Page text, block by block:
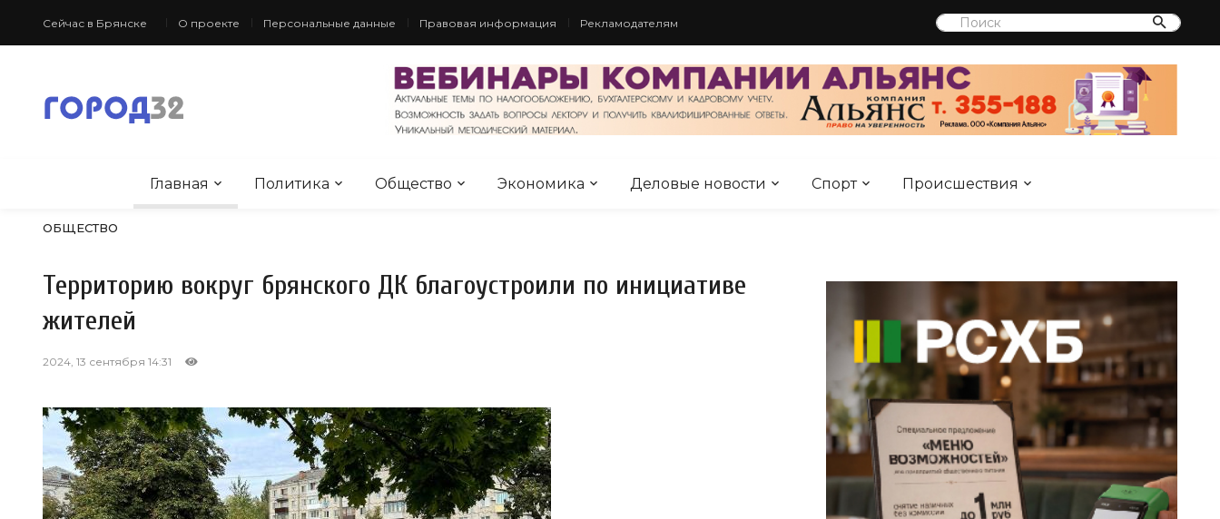
Сейчас в Брянске О проекте Персональные данные Правовая информация Рекламодателям
Главная Политика Общество Экономика Деловые новости Спорт Происшествия
ОБЩЕСТВО
Территорию вокруг брянского ДК благоустроили по инициативе
жителей
2024, 13 сентября 14:31